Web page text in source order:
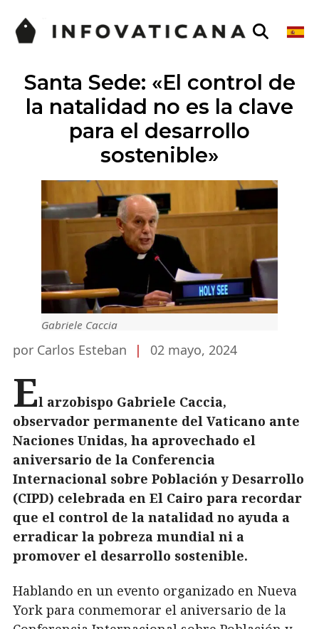
Santa Sede: «El control de
la natalidad no es la clave
para el desarrollo
sostenible»
Gabriele Caccia
por Carlos Esteban | 02 mayo, 2024
El arzobispo Gabriele Caccia,
observador permanente del Vaticano ante
Naciones Unidas, ha aprovechado el
aniversario de la Conferencia
Internacional sobre Población y Desarrollo
(CIPD) celebrada en El Cairo para recordar
que el control de la natalidad no ayuda a
erradicar la pobreza mundial ni a
promover el desarrollo sostenible.
Hablando en un evento organizado en Nueva
York para conmemorar el aniversario de la